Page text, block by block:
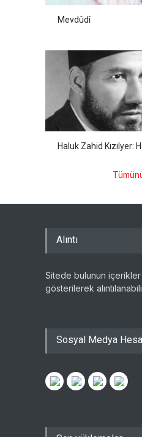
Mevdûdî
Haluk Zahid Kızılyer:
Alıntı
Sitede bulunun
gösterilerek
Sosyal Medya